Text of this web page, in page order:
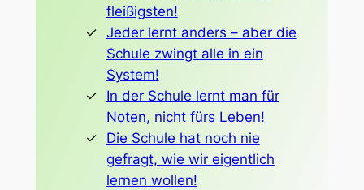
fleißigsten!
Jeder lernt anders – aber die
Schule zwingt alle in ein
System!
In der Schule lernt man für
Noten, nicht fürs Leben!
Die Schule hat noch nie
gefragt, wie wir eigentlich
lernen wollen!